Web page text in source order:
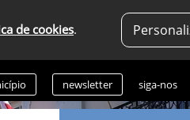
de cookies.
newsletter siga-nos